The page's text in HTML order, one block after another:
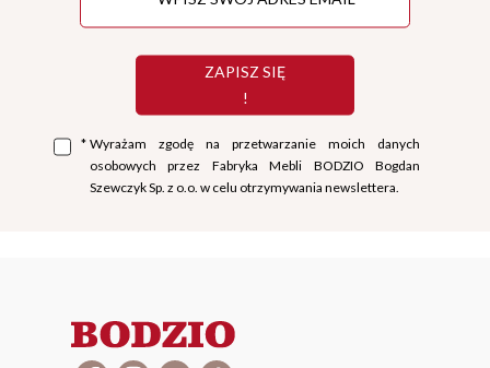
ZAPISZ SIĘ
!
* Wyrażam zgodę na przetwarzanie moich danych
osobowych przez Fabryka Mebli BODZIO Bogdan
Szewczyk Sp. z o.o. w celu otrzymywania newslettera.